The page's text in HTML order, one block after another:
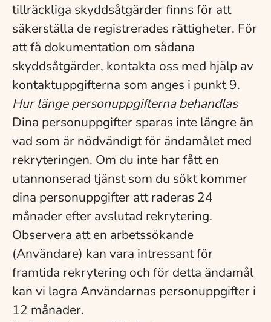
tillräckliga skyddsåtgärder finns för att
säkerställa de registrerades rättigheter. För
att få dokumentation om sådana
skyddsåtgärder, kontakta oss med hjälp av
kontaktuppgifterna som anges i punkt 9.
Hur länge personuppgifterna behandlas
Dina personuppgifter sparas inte längre än
vad som är nödvändigt för ändamålet med
rekryteringen. Om du inte har fått en
utannonserad tjänst som du sökt kommer
dina personuppgifter att raderas 24
månader efter avslutad rekrytering.
Observera att en arbetssökande
(Användare) kan vara intressant för
framtida rekrytering och för detta ändamål
kan vi lagra Användarnas personuppgifter i
12 månader.